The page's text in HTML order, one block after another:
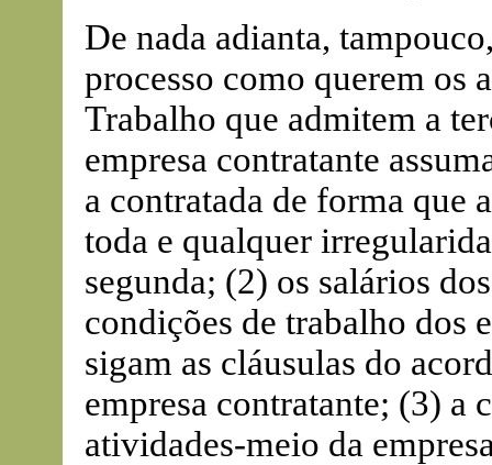
De nada adianta,
processo como querem os
Trabalho que admitem a
empresa contratante
a contratada de forma que
toda e qualquer
segunda; (2) os salários
condições de trabalho dos
sigam as cláusulas do
empresa contratante; (3) a
atividades-meio da